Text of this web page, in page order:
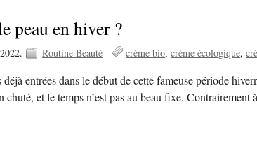
peau en hiver ?
Routine Beauté crème bio crème écologique
entrées dans le début de cette fameuse période
chuté, et le temps n’est pas au beau fixe.